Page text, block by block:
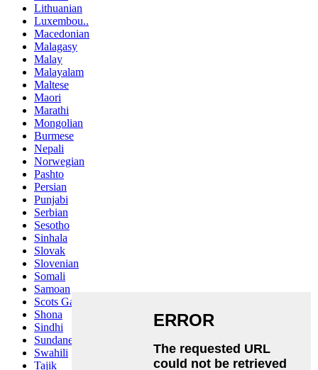
Lithuanian
Luxembou..
Macedonian
Malagasy
Malay
Malayalam
Maltese
Maori
Marathi
Mongolian
Burmese
Nepali
Norwegian
Pashto
Persian
Punjabi
Serbian
Sesotho
Sinhala
Slovak
Slovenian
Somali
Samoan
Scots Gaelic
Shona
Sindhi
Sundanese
Swahili
Tajik